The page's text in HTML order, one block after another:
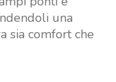
una
sia comfort che